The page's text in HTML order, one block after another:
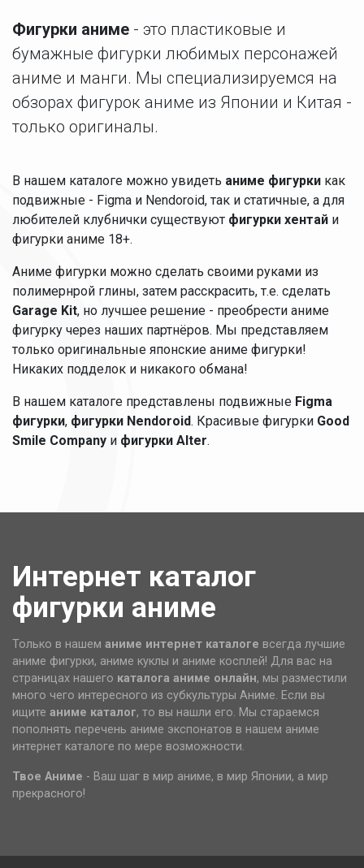
Фигурки аниме - это пластиковые и
бумажные фигурки любимых персонажей
аниме и манги. Мы специализируемся на
обзорах фигурок аниме из Японии и Китая -
только оригиналы.
В нашем каталоге можно увидеть аниме фигурки как
подвижные - Figma и Nendoroid, так и статичные, а для
любителей клубнички существуют фигурки хентай и
фигурки аниме 18+.
Аниме фигурки можно сделать своими руками из
полимернрой глины, затем расскрасить, т.е. сделать
Garage Kit, но лучшее решение - преобрести аниме
фигурку через наших партнёров. Мы представляем
только оригинальные японские аниме фигурки!
Никаких подделок и никакого обмана!
В нашем каталоге представлены подвижные Figma
фигурки, фигурки Nendoroid. Красивые фигурки Good
Smile Company и фигурки Alter.
Интернет каталог
фигурки аниме
Только в нашем аниме интернет каталоге всегда лучшие
аниме фигурки, аниме куклы и аниме косплей! Для вас на
страницах нашего каталога аниме онлайн, мы разместили
много чего интересного из субкультуры Аниме. Если вы
ищите аниме каталог, то вы нашли его. Мы стараемся
пополнять перечень аниме экспонатов в нашем аниме
интернет каталоге по мере возможности.
Твое Аниме - Ваш шаг в мир аниме, в мир Японии, а мир
прекрасного!